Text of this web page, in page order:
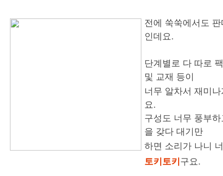
전에 쑥쑥에서도
인데요.
단계별로 다 따로
및 교재 등이
너무 알차서 재미
요.
구성도 너무 풍부
을 갖다 대기만
하면 소리가 나니
토키토키 구요.